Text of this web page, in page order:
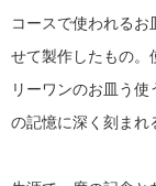
コースで使われる
せて製作したもの。
リーワンのお皿う
の記憶に深く刻まれ